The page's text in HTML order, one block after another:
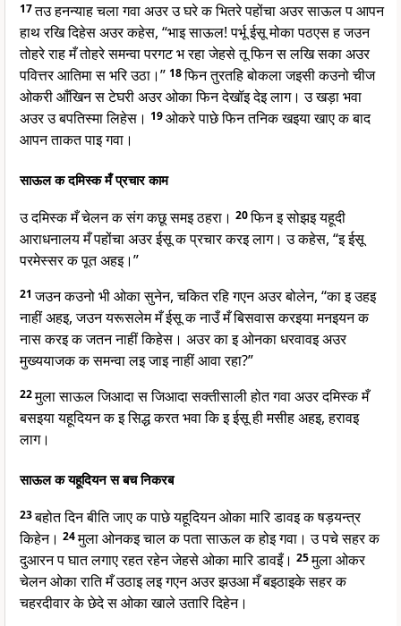
17तउ हनन्याह चला गवा अउर उ घरे क भितरे पहोंचा अउर साऊल प आपन
हाथ रखि दिहेस अउर कहेस, “भाइ साऊल! पर्भू ईसू मोका पठएस ह जउन
तोहरे राह मँ तोहरे समन्वा परगट भ रहा जेहसे तू फिन स लखि सका अउर
पवित्तर आतिमा स भरि उठा।” 18फिन तुरतहि बोकला जइसी कउनो चीज
ओकरी आँखिन स टेघरी अउर ओका फिन देखॉइ देइ लाग। उ खड़ा भवा
अउर उ बपतिस्मा लिहेस। 19ओकरे पाछे फिन तनिक खइया खाए क बाद
आपन ताकत पाइ गवा।
साऊल क दमिस्क मँ प्रचार काम
उ दमिस्क मँ चेलन क संग कछू समइ ठहरा। 20फिन इ सोझइ यहूदी
आराधनालय मँ पहोंचा अउर ईसू क प्रचार करइ लाग। उ कहेस, “इ ईसू
परमेस्सर क पूत अहइ।”
21जउन कउनो भी ओका सुनेन, चकित रहि गएन अउर बोलेन, “का इ उहइ
नाहीं अहइ, जउन यरूसलेम मँ ईसू क नाउँ मँ बिसवास करइया मनइयन क
नास करइ क जतन नाहीं किहेस। अउर का इ ओनका धरवावइ अउर
मुख्ययाजक क समन्वा लइ जाइ नाहीं आवा रहा?”
22मुला साऊल जिआदा स जिआदा सक्तीसाली होत गवा अउर दमिस्क मँ
बसइया यहूदियन क इ सिद्ध करत भवा कि इ ईसू ही मसीह अहइ, हरावइ
लाग।
साऊल क यहूदियन स बच निकरब
23बहोत दिन बीति जाए क पाछे यहूदियन ओका मारि डावइ क षड़यन्त्र
किहेन। 24मुला ओनकइ चाल क पता साऊल क होइ गवा। उ पचे सहर क
दुआरन प घात लगाए रहत रहेन जेहसे ओका मारि डावइँ। 25मुला ओकर
चेलन ओका राति मँ उठाइ लइ गएन अउर झउआ मँ बइठाइके सहर क
चहरदीवार के छेदे स ओका खाले उतारि दिहेन।